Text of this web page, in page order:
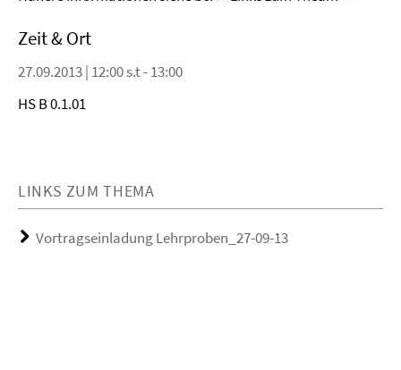
Zeit & Ort
27.09.2013 | 12:00 s.t - 13:00
HS B 0.1.01
LINKS ZUM THEMA
Vortragseinladung Lehrproben_27-09-13